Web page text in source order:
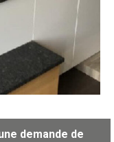
demande de